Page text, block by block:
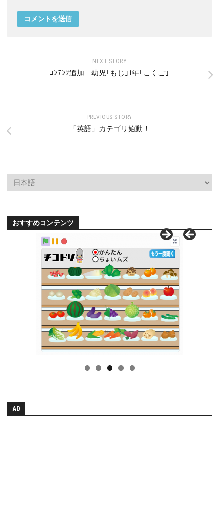
NEXT STORY
ｺﾝﾃﾝﾂ追加｜幼児｢もじ｣1年｢こくご｣
PREVIOUS STORY
「英語」カテゴリ始動！
おすすめコンテンツ
AD